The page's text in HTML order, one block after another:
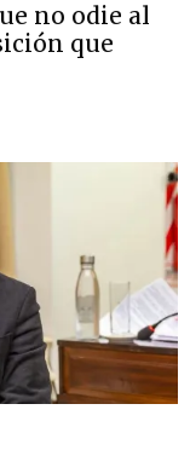
no odie al
que